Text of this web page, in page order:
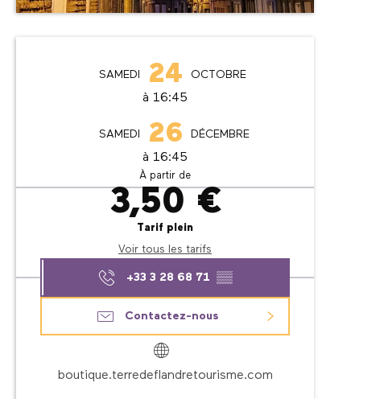
Ouverture et
SAMEDI 24 OCTOBRE
à 16:45
SAMEDI 26 DÉCEMBRE
à 16:45
À partir de
3,50 €
Tarif plein
Voir tous les tarifs
+33 3 28 68 71 ▒▒
Contactez-nous
boutique.terredeflandretourisme.com